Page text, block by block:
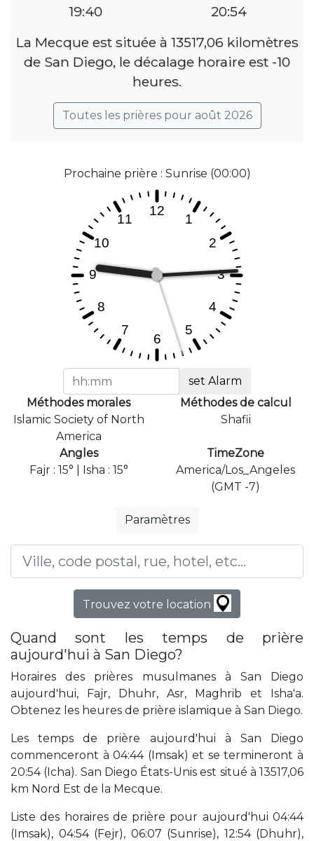
19:40
20:54
La Mecque est située à 13517,06 kilomètres
de San Diego, le décalage horaire est -10
heures.
Toutes les prières pour août 2026
Prochaine prière : Sunrise (00:00)
set Alarm
Méthodes morales
Islamic Society of North
America
Méthodes de calcul
Shafii
Angles
Fajr : 15° | Isha : 15°
TimeZone
America/Los_Angeles
(GMT -7)
Paramètres
Trouvez votre location
Quand sont les temps de prière
aujourd'hui à San Diego?
Horaires des prières musulmanes à San Diego
aujourd'hui, Fajr, Dhuhr, Asr, Maghrib et Isha'a.
Obtenez les heures de prière islamique à San Diego.
Les temps de prière aujourd'hui à San Diego
commenceront à 04:44 (Imsak) et se termineront à
20:54 (Icha). San Diego États-Unis est situé à 13517,06
km Nord Est de la Mecque.
Liste des horaires de prière pour aujourd'hui 04:44
(Imsak), 04:54 (Fejr), 06:07 (Sunrise), 12:54 (Dhuhr),